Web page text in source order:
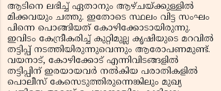
ആടിനെ ലഭിച്ച് ഏതാനും ആഴ്ചയ്ക്കുള്ളില്‍
മിക്കവയും ചത്തു. ഇതോടെ സ്ഥലം വിട്ട സംഘം
പിന്നെ പൊങ്ങിയത് കോഴിക്കോടായിരുന്നു.
ഇവിടം കേന്ദ്രീകരിച്ച് കുറ്റിമുല്ല കൃഷിയുടെ മറവില്‍
തട്ടിപ്പ് നടത്തിയിരുന്നുവെന്നും ആരോപണമുണ്ട്.
വയനാട്, കോഴിക്കോട് എന്നിവിടങ്ങളില്‍
തട്ടിപ്പിന് ഇരയായവര്‍ നല്‍കിയ പരാതികളില്‍
പൊലീസ് കേസെടുത്തിരുന്നെങ്കിലും മുഖ്യ